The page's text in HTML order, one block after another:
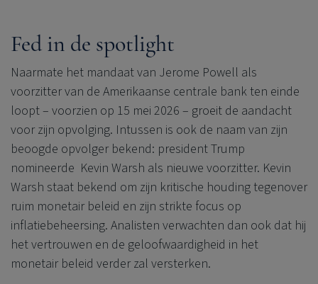
Fed in de spotlight
Naarmate het mandaat van Jerome Powell als
voorzitter van de Amerikaanse centrale bank ten einde
loopt – voorzien op 15 mei 2026 – groeit de aandacht
voor zijn opvolging. Intussen is ook de naam van zijn
beoogde opvolger bekend: president Trump
nomineerde Kevin Warsh als nieuwe voorzitter. Kevin
Warsh staat bekend om zijn kritische houding tegenover
ruim monetair beleid en zijn strikte focus op
inflatiebeheersing. Analisten verwachten dan ook dat hij
het vertrouwen en de geloofwaardigheid in het
monetair beleid verder zal versterken.